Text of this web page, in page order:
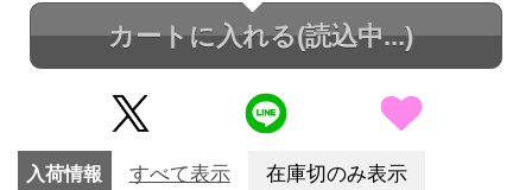
カートに入れる(読込中...)
入荷情報 すべて表示 在庫切のみ表示